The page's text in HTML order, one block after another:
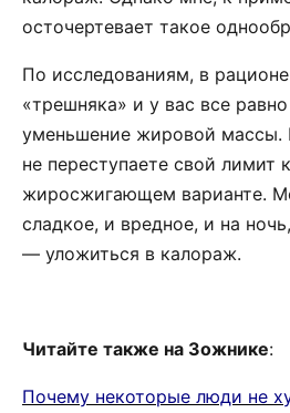
осточертевает такое
По исследованиям, в
«трешняка» и у вас все
уменьшение жировой массы.
не переступаете свой лимит
жиросжигающем варианте.
сладкое, и вредное, и на
— уложиться в калораж.
Читайте также на Зожнике:
Почему некоторые люди не